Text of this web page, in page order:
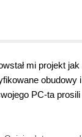
mi projekt
obudowy
PC-ta